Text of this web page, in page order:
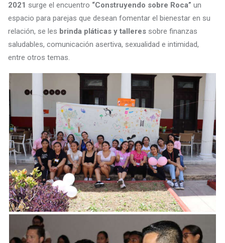
2021 surge el encuentro “Construyendo sobre Roca” un
espacio para parejas que desean fomentar el bienestar en su
relación, se les brinda pláticas y talleres sobre finanzas
saludables, comunicación asertiva, sexualidad e intimidad,
entre otros temas.